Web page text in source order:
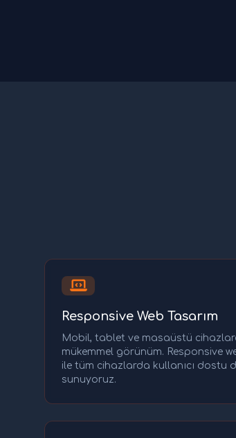
Responsive Web Tasarım
Mobil, tablet ve masaüstü
mükemmel görünüm. Responsive
ile tüm cihazlarda kullanıcı dostu
sunuyoruz.